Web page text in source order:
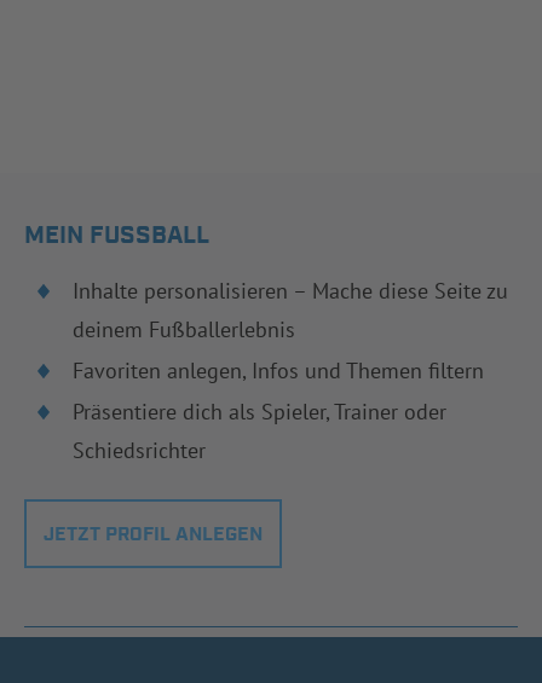
MEIN FUSSBALL
Inhalte personalisieren – Mache diese Seite zu
deinem Fußballerlebnis
Favoriten anlegen, Infos und Themen filtern
Präsentiere dich als Spieler, Trainer oder
Schiedsrichter
JETZT PROFIL ANLEGEN